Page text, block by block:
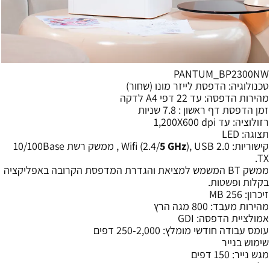
PANTUM_BP2300NW
טכנולוגיה: הדפסת לייזר מונו (שחור)
מהירות הדפסה: עד 22 דפי A4 לדקה
זמן הדפסת דף ראשון : 7.8 שניות
רזולוציה: עד 1,200X600 dpi
תצוגה: LED
קישוריות: Wifi (2.4/
5 GHz
), USB 2.0 , ממשק רשת 10/100Base
TX.
ממשק BT המשמש למציאת והגדרת המדפסת הקרובה באפליקציה
בקלות ופשטות.
זיכרון: 256 MB
מהירות מעבד: 800 מגה הרץ
אמולציית הדפסה: GDI
עומס עבודה חודשי מומלץ: 250-2,000 דפים
שימוש בנייר
מגש נייר: 150 דפים